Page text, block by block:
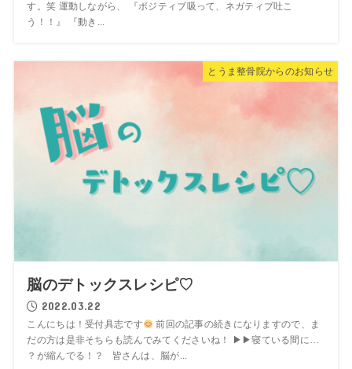
す。笑 運動しながら、 『ポジティブ吸って、ネガティブ吐こ
う！！』 『動き...
とうま整骨院からのお知らせ
脳のデトックスレシピ♡
2022.03.22
こんにちは！受付具志です
前回の記事の続きになりますので、ま
だの方は是非そちらも読んでみてくださいね！ ▶︎▶︎寝ている間に…
？が縮んでる！？ 皆さんは、脳が...